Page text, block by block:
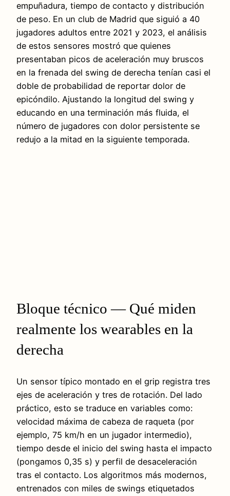
empuñadura, tiempo de contacto y distribución
de peso. En un club de Madrid que siguió a 40
jugadores adultos entre 2021 y 2023, el análisis
de estos sensores mostró que quienes
presentaban picos de aceleración muy bruscos
en la frenada del swing de derecha tenían casi el
doble de probabilidad de reportar dolor de
epicóndilo. Ajustando la longitud del swing y
educando en una terminación más fluida, el
número de jugadores con dolor persistente se
redujo a la mitad en la siguiente temporada.
Bloque técnico — Qué miden
realmente los wearables en la
derecha
Un sensor típico montado en el grip registra tres
ejes de aceleración y tres de rotación. Del lado
práctico, esto se traduce en variables como:
velocidad máxima de cabeza de raqueta (por
ejemplo, 75 km/h en un jugador intermedio),
tiempo desde el inicio del swing hasta el impacto
(pongamos 0,35 s) y perfil de desaceleración
tras el contacto. Los algoritmos más modernos,
entrenados con miles de swings etiquetados